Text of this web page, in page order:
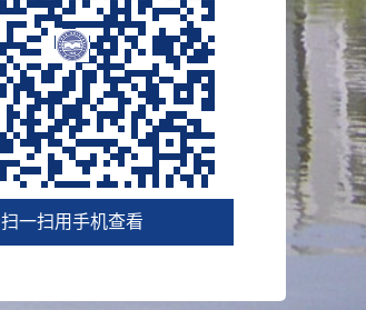
扫一扫用手机查看